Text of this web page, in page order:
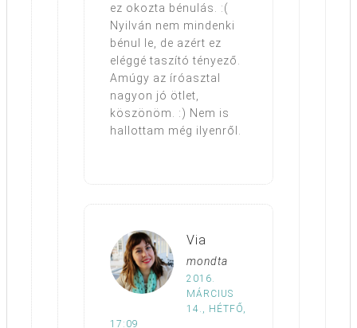
ez okozta bénulás. :(
Nyilván nem mindenki
bénul le, de azért ez
eléggé taszító tényező.
Amúgy az íróasztal
nagyon jó ötlet,
köszönöm. :) Nem is
hallottam még ilyenről.
Via
mondta
2016.
MÁRCIUS
14., HÉTFŐ,
17:09